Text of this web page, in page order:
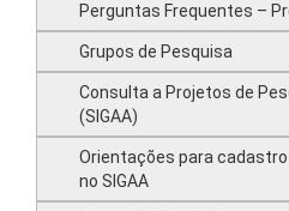
Perguntas Frequentes –
Grupos de Pesquisa
Consulta a Projetos de
(SIGAA)
Orientações para
no SIGAA